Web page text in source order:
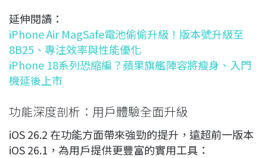
延伸閱讀：
iPhone Air MagSafe電池偷偷升級！版本號升級至
8B25、專注效率與性能優化
iPhone 18系列恐縮編？蘋果旗艦陣容將瘦身、入門
機延後上市
功能深度剖析：用戶體驗全面升級
iOS 26.2 在功能方面帶來強勁的提升，遠超前一版本
iOS 26.1，為用戶提供更豐富的實用工具：